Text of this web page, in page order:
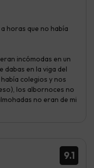
horas que no había
incómodas en un
dabas en la viga del
colegios y nos
los albornoces no
no eran de mi
9.1